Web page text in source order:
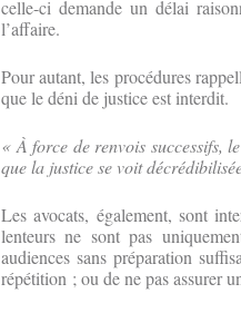
celle-ci demande un délai
l’affaire.
Pour autant, les procédures
que le déni de justice est interdit.
« À force de renvois successifs,
que la justice se voit
Les avocats, également, sont
lenteurs ne sont pas
audiences sans préparation
répétition ; ou de ne pas assurer